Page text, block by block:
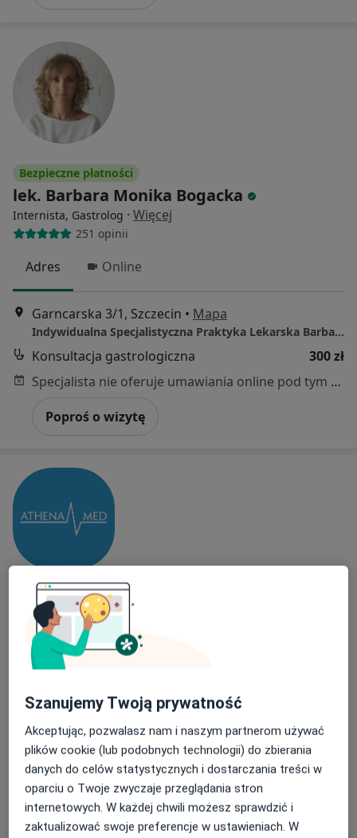
Bezpieczne płatności
lek. Barbara Monika Bogacka
Internista, Gastrolog · Więcej
251 opinii
Adres Online
Garncarska 3/1, Szczecin • Mapa
Indywidualna Specjalistyczna Praktyka Lekarska Barbara Monika Bogacka
Konsultacja gastrologiczna
300 zł
Specjalista nie oferuje umawiania online pod tym adresem.
Poproś o wizytę
Athena Med
Interna, Radiologia, Dermatologia
1217 opinii
Henryka Pobożnego 14/2, Szczecin
Konsultacja internistyczna
dr n. med. Agnieszka
Niemiec
diabetolog
Szanujemy Twoją prywatność
Akceptując, pozwalasz nam i naszym partnerom używać
plików cookie (lub podobnych technologii) do zbierania
danych do celów statystycznych i dostarczania treści w
oparciu o Twoje zwyczaje przeglądania stron
internetowych. W każdej chwili możesz sprawdzić i
zaktualizować swoje preferencje w ustawieniach. W